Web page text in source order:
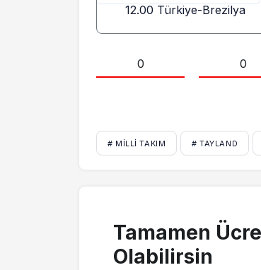
12.00 Türkiye-Brezilya
0 0
# MILLI TAKIM # TAYLAND
Tamamen
Olabilirsin